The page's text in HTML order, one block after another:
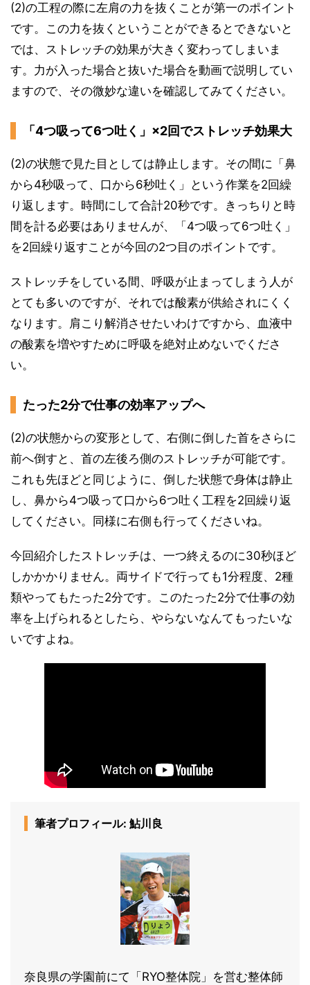
(2)の工程の際に左肩の力を抜くことが第一のポイント
です。この力を抜くということができるとできないと
では、ストレッチの効果が大きく変わってしまいま
す。力が入った場合と抜いた場合を動画で説明してい
ますので、その微妙な違いを確認してみてください。
「4つ吸って6つ吐く」×2回でストレッチ効果大
(2)の状態で見た目としては静止します。その間に「鼻
から4秒吸って、口から6秒吐く」という作業を2回繰
り返します。時間にして合計20秒です。きっちりと時
間を計る必要はありませんが、「4つ吸って6つ吐く」
を2回繰り返すことが今回の2つ目のポイントです。
ストレッチをしている間、呼吸が止まってしまう人が
とても多いのですが、それでは酸素が供給されにくく
なります。肩こり解消させたいわけですから、血液中
の酸素を増やすために呼吸を絶対止めないでくださ
い。
たった2分で仕事の効率アップへ
(2)の状態からの変形として、右側に倒した首をさらに
前へ倒すと、首の左後ろ側のストレッチが可能です。
これも先ほどと同じように、倒した状態で身体は静止
し、鼻から4つ吸って口から6つ吐く工程を2回繰り返
してください。同様に右側も行ってくださいね。
今回紹介したストレッチは、一つ終えるのに30秒ほど
しかかかりません。両サイドで行っても1分程度、2種
類やってもたった2分です。このたった2分で仕事の効
率を上げられるとしたら、やらないなんてもったいな
いですよね。
筆者プロフィール: 鮎川良
奈良県の学園前にて「RYO整体院」を営む整体師